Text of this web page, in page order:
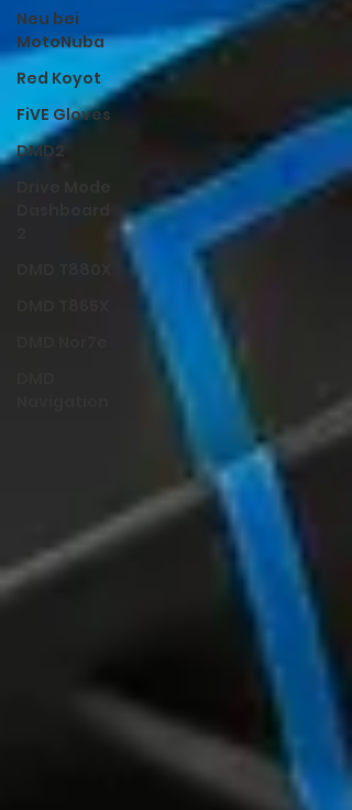
Neu bei
MotoNuba
Red Koyot
FiVE Gloves
DMD2